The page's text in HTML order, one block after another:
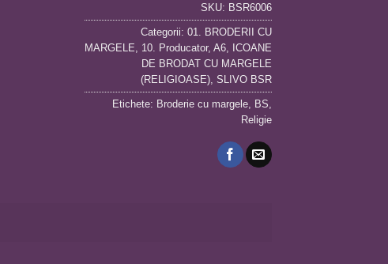
SKU: BSR6006
Categorii: 01. BRODERII CU
MARGELE
10. Producator, A6 ICOANE
DE BRODAT CU MARGELE
(RELIGIOASE) SLIVO BSR
Etichete: Broderie cu margele BS
Religie